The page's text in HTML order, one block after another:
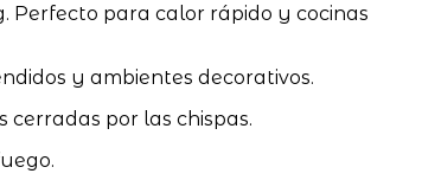
para calor rápido y cocinas
y ambientes decorativos.
cerradas por las chispas.